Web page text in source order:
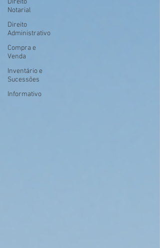
Direito
Notarial
Direito
Administrativo
Compra e
Venda
Inventário e
Sucessões
Informativo